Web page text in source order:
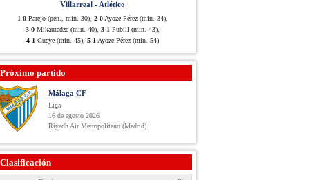
Villarreal - Atlético
1-0 Parejo (pen., min. 30), 2-0 Ayoze Pérez (min. 34),
3-0 Mikautadze (min. 40), 3-1 Pubill (min. 43),
4-1 Gueye (min. 45), 5-1 Ayoze Pérez (min. 54)
Próximo partido
Málaga CF
Liga
16 de agosto 2026
Riyadh Air Metropolitano (Madrid)
Clasificación